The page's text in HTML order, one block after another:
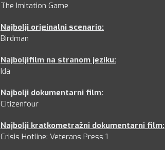
The Imitation Game
Najbolji originalni scenario:
Birdman
Najboljifilm na stranom jeziku:
Ida
Najbolji dokumentarni film:
Citizenfour
Najbolji kratkometražni dokumentarni film:
Crisis Hotline: Veterans Press 1